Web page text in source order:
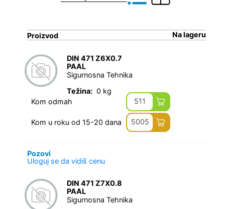
Proizvod Na lageru
DIN 471 Z6X0.7
PAAL
Sigurnosna Tehnika
Težina: 0 kg
Kom odmah
511
Kom u roku od 15-20 dana 5005
Pozovi
Uloguj se da vidiš cenu
DIN 471 Z7X0.8
PAAL
Sigurnosna Tehnika